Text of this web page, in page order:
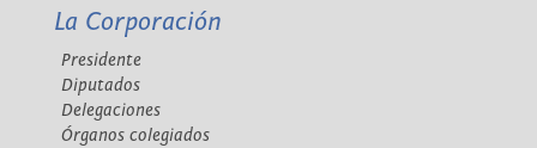
La Corporación
Presidente
Diputados
Delegaciones
Órganos colegiados